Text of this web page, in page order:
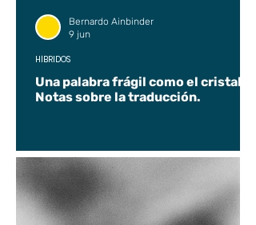
Una palabra frágil como el cristal.
Notas sobre la traducción.
HÍBRIDOS
Bernardo Ainbinder
9 jun